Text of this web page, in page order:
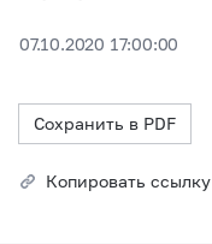
07.10.2020 17:00:00
Сохранить в PDF
Копировать ссылку